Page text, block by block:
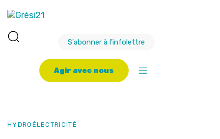
S'abonner à l'infolettre
Agir avec nous
HYDROÉLECTRICITÉ